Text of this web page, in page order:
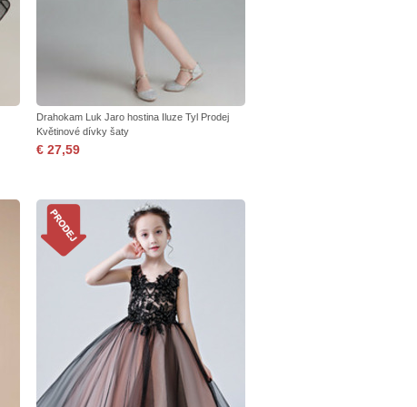
Drahokam Luk Jaro hostina Iluze Tyl Prodej
Květinové dívky šaty
€ 27,59